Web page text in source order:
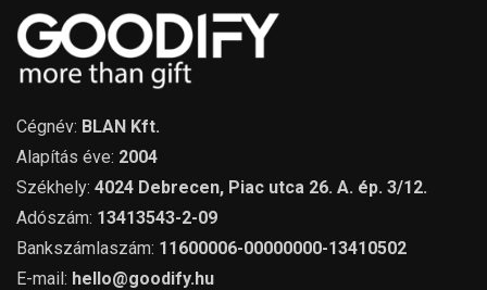
Cégnév: BLAN Kft.
Alapítás éve: 2004
Székhely: 4024 Debrecen, Piac utca 26. A. ép. 3/12.
Adószám: 13413543-2-09
Bankszámlaszám: 11600006-00000000-13410502
E-mail: hello@goodify.hu